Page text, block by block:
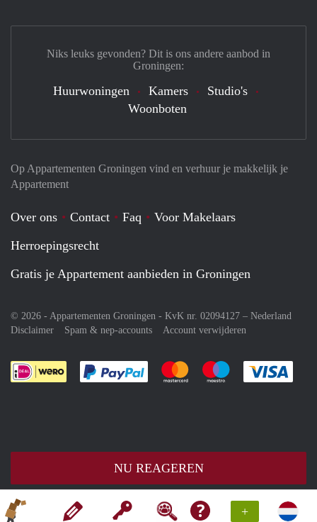
+
NU REAGEREN
Op Appartementen Groningen vind en verhuur je makkelijk je
Appartement
Over ons Contact Faq
Voor Makelaars
Herroepingsrecht
Gratis je Appartement aanbieden in Groningen
© 2026 - Appartementen Groningen - KvK nr. 02094127 – Nederland
Disclaimer
Spam & nep-accounts Account verwijderen
Je rekent gemakkelijk af met Paypal
Je rekent gemakkelijk af met
Je rekent
Niks leuks gevonden? Dit is ons andere aanbod in
Groningen:
Huurwoningen Kamers
Studio's
Woonboten